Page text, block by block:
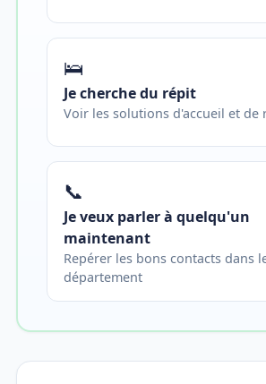
🛌
Je cherche du répit
Voir les solutions d'accueil et de
📞
Je veux parler à quelqu'un
maintenant
Repérer les bons contacts dans
département